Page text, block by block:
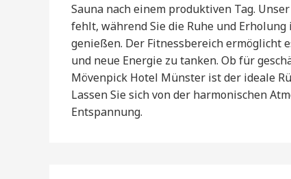
Sauna nach einem produktiven Tag.
fehlt, während Sie die Ruhe und
genießen. Der Fitnessbereich ermöglicht
und neue Energie zu tanken. Ob für
Mövenpick Hotel Münster ist der ideale
Lassen Sie sich von der harmonischen
Entspannung.